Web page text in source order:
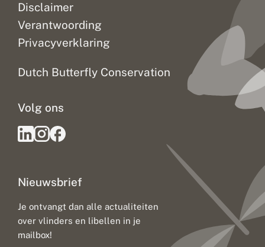
Disclaimer
Verantwoording
Privacyverklaring
Dutch Butterfly Conservation
Nieuwsbrief
Je ontvangt dan alle actualiteiten
over vlinders en libellen in je
mailbox!
Volg ons